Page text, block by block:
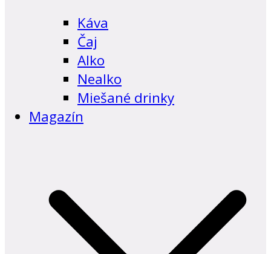
Káva
Čaj
Alko
Nealko
Miešané drinky
Magazín